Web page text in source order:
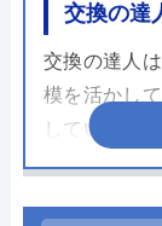
交換の達
交換の達人
模を活かし
しているた
行う職人は